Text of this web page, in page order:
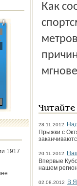
1917
Как сообщает пресс-служба СКР, в воскресенье вечером
28.11.2012
Прыжки с
20.11.2012
Впервые
нашем
02.08.2012
В